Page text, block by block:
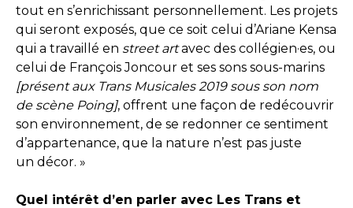
tout en s’enrichissant personnellement. Les projets
qui seront exposés, que ce soit celui d’Ariane Kensa
qui a travaillé en street artavec des collégien·es, ou
celui de François Joncour et ses sons sous-marins
[présent aux Trans Musicales 2019 sous son nom
de scène Poing], offrent une façon de redécouvrir
son environnement, de se redonner ce sentiment
d’appartenance, que la nature n’est pas juste
un décor. »
Quel intérêt d’en parler avec Les Trans et